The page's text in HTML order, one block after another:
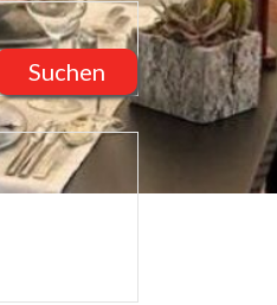
Suchen